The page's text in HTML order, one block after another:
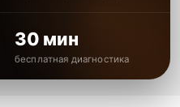
30 мин
бесплатная диагностика